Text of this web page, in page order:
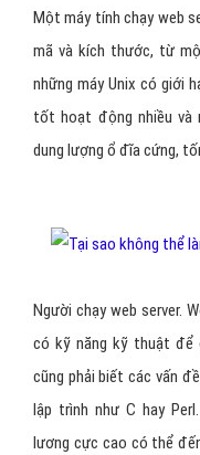
Một máy tính chạy web
mã và kích thước, từ
những máy Unix có giới
tốt hoạt động nhiều và
dung lượng ổ đĩa cứng,
Người chạy web server.
có kỹ năng kỹ thuật để
cũng phải biết các vấn
lập trình như C hay
lương cực cao có thể